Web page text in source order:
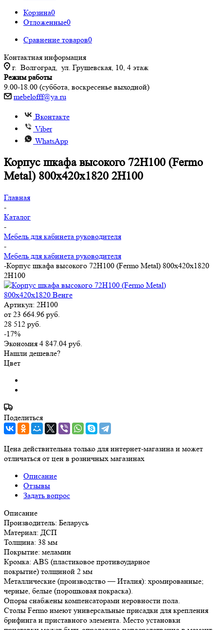
Корзина0
Отложенные0
Сравнение товаров0
Контактная информация
г. Волгоград, ул. Грушевская, 10, 4 этаж
Режим работы
9.00-18.00 (суббота, воскресенье выходной)
mebelofff@ya.ru
Вконтакте
Viber
WhatsApp
Корпус шкафа высокого 72H100 (Fermo
Metal) 800x420x1820 2H100
Главная
-
Каталог
-
Мебель для кабинета руководителя
-
Мебель для кабинета руководителя
-Корпус шкафа высокого 72H100 (Fermo Metal) 800x420x1820
2H100
Артикул: 2H100
от 23 664.96 руб.
28 512 руб.
-17%
Экономия 4 847.04 руб.
Нашли дешевле?
Цвет
Поделиться
Цена действительна только для интернет-магазина и может
отличаться от цен в розничных магазинах
Описание
Отзывы
Задать вопрос
Описание
Производитель: Беларусь
Материал: ДСП
Толщина: 38 мм
Покрытие: меламин
Кромка: ABS (пластиковое противоударное
покрытие) толщиной 2 мм
Металлические (производство — Италия): хромированные;
черные, белые (порошковая покраска).
Опоры снабжены компенсаторами неровности пола.
Столы Fermo имеют универсальные присадки для крепления
брифинга и приставного элемента. Место установки